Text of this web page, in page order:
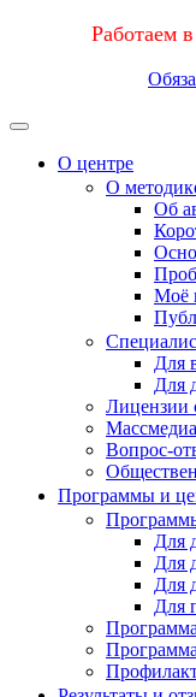
Работаем
Меню
О центре
О
Об
Моё
Для
Для
Лицензии
Вопрос-
Программы и
Для
Для
Для
Для